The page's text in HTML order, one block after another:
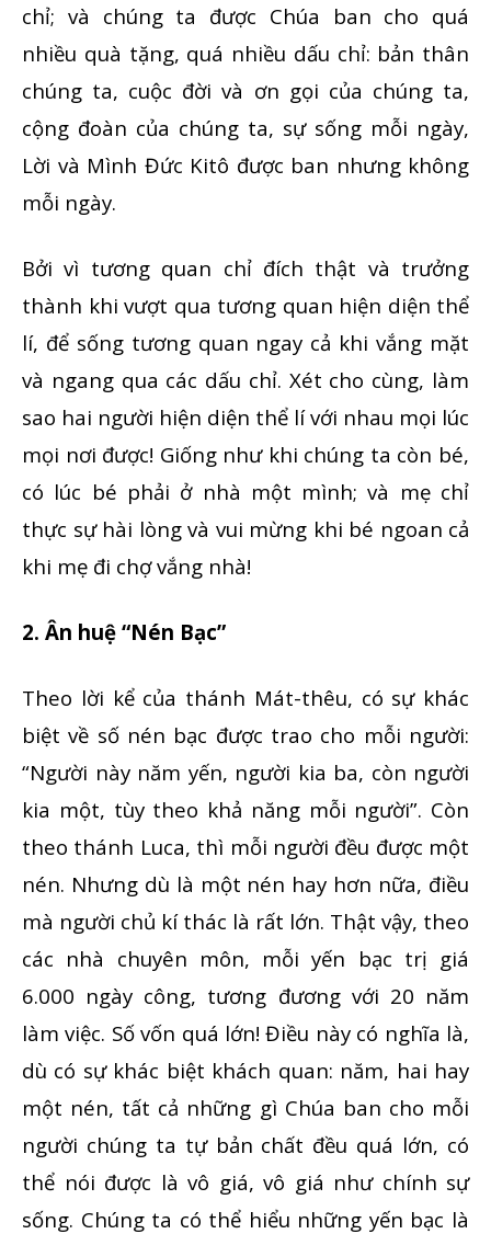
chỉ; và chúng ta được Chúa ban cho quá
nhiều quà tặng, quá nhiều dấu chỉ: bản thân
chúng ta, cuộc đời và ơn gọi của chúng ta,
cộng đoàn của chúng ta, sự sống mỗi ngày,
Lời và Mình Đức Kitô được ban nhưng không
mỗi ngày.
Bởi vì tương quan chỉ đích thật và trưởng
thành khi vượt qua tương quan hiện diện thể
lí, để sống tương quan ngay cả khi vắng mặt
và ngang qua các dấu chỉ. Xét cho cùng, làm
sao hai người hiện diện thể lí với nhau mọi lúc
mọi nơi được! Giống như khi chúng ta còn bé,
có lúc bé phải ở nhà một mình; và mẹ chỉ
thực sự hài lòng và vui mừng khi bé ngoan cả
khi mẹ đi chợ vắng nhà!
2. Ân huệ “Nén Bạc”
Theo lời kể của thánh Mát-thêu, có sự khác
biệt về số nén bạc được trao cho mỗi người:
“Người này năm yến, người kia ba, còn người
kia một, tùy theo khả năng mỗi người”. Còn
theo thánh Luca, thì mỗi người đều được một
nén. Nhưng dù là một nén hay hơn nữa, điều
mà người chủ kí thác là rất lớn. Thật vậy, theo
các nhà chuyên môn, mỗi yến bạc trị giá
6.000 ngày công, tương đương với 20 năm
làm việc. Số vốn quá lớn! Điều này có nghĩa là,
dù có sự khác biệt khách quan: năm, hai hay
một nén, tất cả những gì Chúa ban cho mỗi
người chúng ta tự bản chất đều quá lớn, có
thể nói được là vô giá, vô giá như chính sự
sống. Chúng ta có thể hiểu những yến bạc là